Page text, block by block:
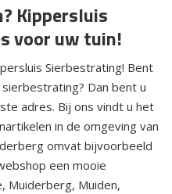
Kippersluis
voor uw tuin!
Sierbestrating! Bent
Dan bent u
adres. Bij ons vindt u het
in de omgeving van
omvat bijvoorbeeld
een mooie
Muiderberg, Muiden,